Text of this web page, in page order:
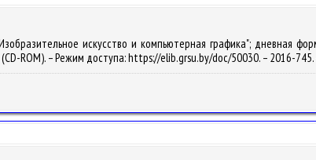
искусство и компьютерная графика"; дневная
ROM). – Режим доступа: https://elib.grsu.by/doc/50030. – 2016-